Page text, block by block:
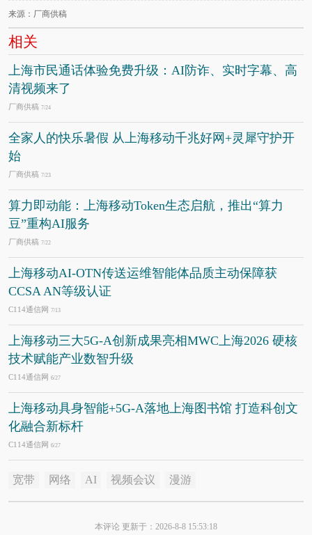
来源：厂商供稿
相关
上海市民通话体验免费升级：AI防诈、实时字幕、高
清视频来了
厂商供稿 7/24
全家人的快乐暑假 从上海移动千兆好网+灵犀守护开
始
厂商供稿 7/23
算力即动能：上海移动Token生态启航，推出“算力
豆”重构AI服务
厂商供稿 7/22
上海移动AI-OTN传送运维智能体品质主动保障获
CCSA AN等级认证
C114通信网 7/13
上海移动三大5G-A创新成果亮相MWC上海2026 硬核
技术赋能产业数智升级
C114通信网 6/27
上海移动具身智能+5G-A落地上海图书馆 打造科创文
化融合新标杆
C114通信网 6/27
宽带 网络 AI 视频会议 漫游
本评论 更新于：2026-8-8 15:53:18